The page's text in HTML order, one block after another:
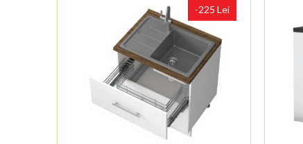
-225 Lei